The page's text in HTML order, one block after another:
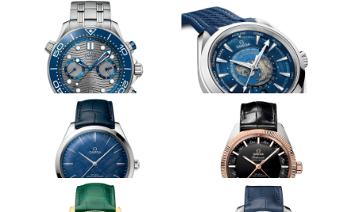
スピードマスター アポロ11号
50周年記念 リミテッド エディ
ション ムーンシャインゴール
スピードマスター アポロ11号
50周年記念 リミテッド エディ
ション
波模様が彩るセラミック
シーマスター ダイバー300M ク
ロノグラフ
ワールドタイマーついにレギュラー
シーマスター アクアテラ GMT
ワールドタイマー
3日巻きへと機械も進化
バイカラーの実用的複雑機構